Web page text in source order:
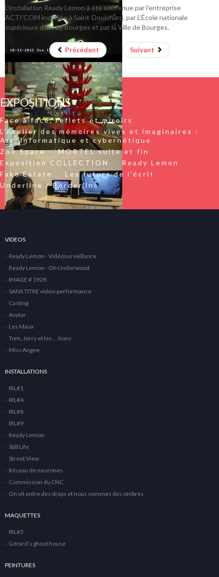
L’installation Ready Lemon à été soutenue par l’entreprise
ACTI'COM installée à Saint-Doulchard, par L’École nationale
supérieure d’art de Bourges et par la Ville de Bourges.
Précédent Suivant
EXPOSITIONS
Face à face, reflets et miroirs
L’Atelier des mémoires vives et imaginaires :
Art, informatique et cybernétique
Zoo Space
MORTEL suite et fin
Exposition COLLECTION
Ready Lemon
Fake Estate
Les futurs de l'écrit
Underline / Borderline
VIDEOS
Ready Lemon - Vidéosurveillance
Ready Lemon - Oh Underwood
IMAGE # 1928
SANS TITRE vidéo-performance
Casting
Avatar
Les Maux
Tom, Jerry et les … tions
Miss Angee
INSTALLATIONS
IRL#1
IRL#4
IRL#8
IRL#9
Ready Lemon
Still Life
Street View
Réseau de neurones
Commission du CNC
On vit entre des draps et nous sommes des ombres
MAQUETTES
IRL#3
Gérard’s ghost house
PEINTURES